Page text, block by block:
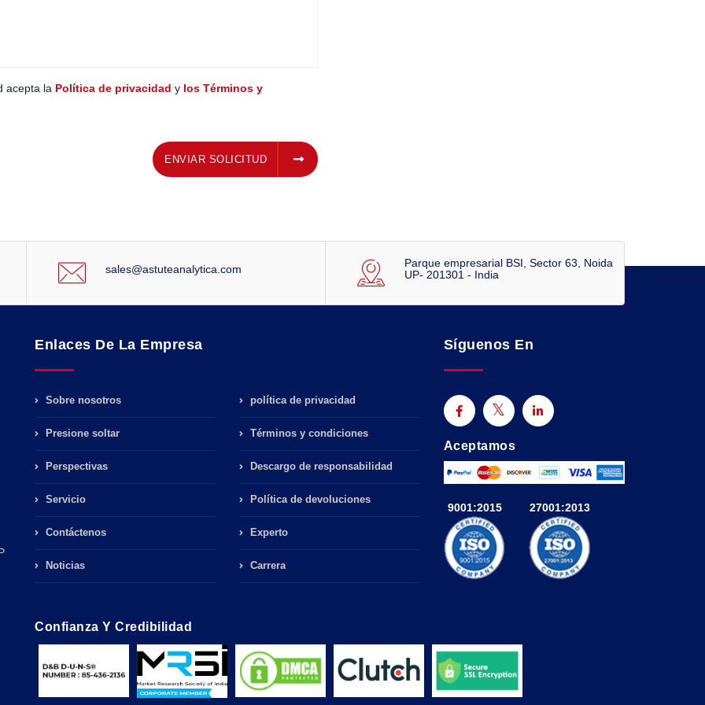
acepta la Política de privacidad y los Términos y
ENVIAR SOLICITUD
sales@astuteanalytica.com
Parque empresarial BSI, Sector 63, Noida
UP- 201301 - India
Enlaces De La Empresa
Sobre nosotros
Presione soltar
Perspectivas
Servicio
Contáctenos
Noticias
política de privacidad
Términos y condiciones
Descargo de responsabilidad
Política de devoluciones
Experto
Carrera
Síguenos En
Aceptamos
9001:2015 27001:2013
Confianza Y Credibilidad